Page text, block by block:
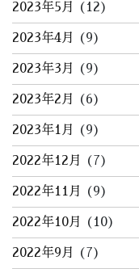
2023年5月 (12)
2023年4月 (9)
2023年3月 (9)
2023年2月 (6)
2023年1月 (9)
2022年12月 (7)
2022年11月 (9)
2022年10月 (10)
2022年9月 (7)